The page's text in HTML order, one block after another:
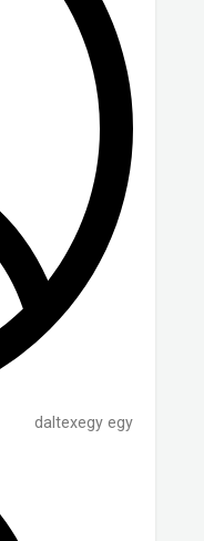
daltexegy egy